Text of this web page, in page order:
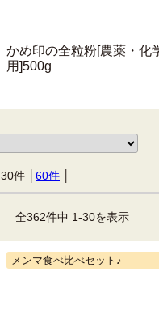
かめ印の全粒粉[農薬・化
用]500g
30件 60件
全362件中 1-30を表示
メンマ食べ比べセット♪